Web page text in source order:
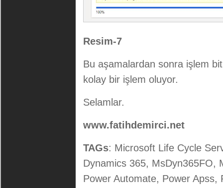
Resim-7
Bu aşamalardan sonra işlem
kolay bir işlem oluyor.
Selamlar.
www.fatihdemirci.net
TAGs: Microsoft Life Cycle
Dynamics 365, MsDyn365FO,
Power Automate, Power Apss,